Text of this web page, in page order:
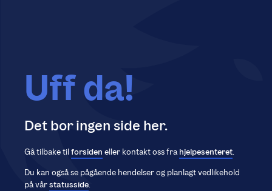
Uff da!
Det bor ingen side her.
Gå tilbake tilforsiden eller kontakt oss frahjelpesenteret.
Du kan også se pågående hendelser og planlagt vedlikehold
på vårstatusside.